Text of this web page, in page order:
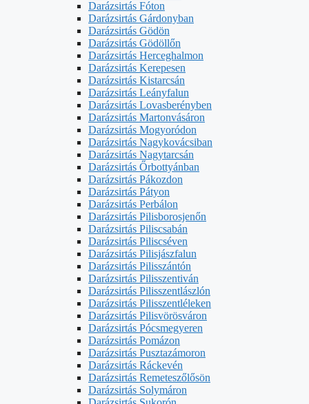
Darázsirtás Fóton
Darázsirtás Gárdonyban
Darázsirtás Gödön
Darázsirtás Gödöllőn
Darázsirtás Herceghalmon
Darázsirtás Kerepesen
Darázsirtás Kistarcsán
Darázsirtás Leányfalun
Darázsirtás Lovasberényben
Darázsirtás Martonvásáron
Darázsirtás Mogyoródon
Darázsirtás Nagykovácsiban
Darázsirtás Nagytarcsán
Darázsirtás Őrbottyánban
Darázsirtás Pákozdon
Darázsirtás Pátyon
Darázsirtás Perbálon
Darázsirtás Pilisborosjenőn
Darázsirtás Piliscsabán
Darázsirtás Piliscséven
Darázsirtás Pilisjászfalun
Darázsirtás Pilisszántón
Darázsirtás Pilisszentiván
Darázsirtás Pilisszentlászlón
Darázsirtás Pilisszentléleken
Darázsirtás Pilisvörösváron
Darázsirtás Pócsmegyeren
Darázsirtás Pomázon
Darázsirtás Pusztazámoron
Darázsirtás Ráckevén
Darázsirtás Remeteszőlősön
Darázsirtás Solymáron